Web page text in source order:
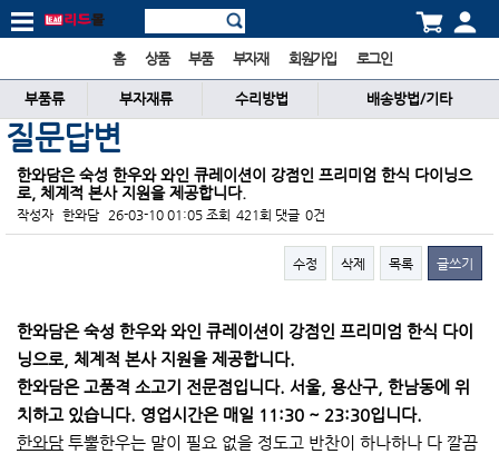
홈 상품 부품 부자재 회원가입 로그인
부품류 부자재류 수리방법 배송방법/기타
질문답변
한와담은 숙성 한우와 와인 큐레이션이 강점인 프리미엄 한식 다이닝으
로, 체계적 본사 지원을 제공합니다.
작성자 한와담 26-03-10 01:05 조회 421회 댓글 0건
수정 삭제 목록 글쓰기
한와담은 숙성 한우와 와인 큐레이션이 강점인 프리미엄 한식 다이
닝으로, 체계적 본사 지원을 제공합니다.
한와담은 고품격 소고기 전문점입니다. 서울, 용산구, 한남동에 위
치하고 있습니다. 영업시간은 매일 11:30 ~ 23:30입니다.
한와담 투뿔한우는 말이 필요 없을 정도고 반찬이 하나하나 다 깔끔